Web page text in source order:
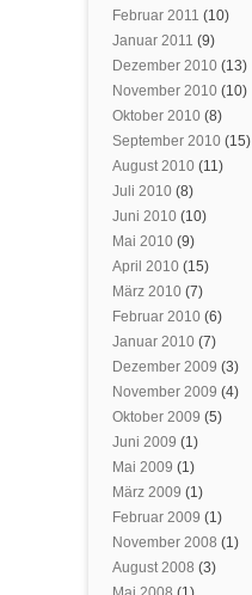
Februar 2011 (10)
Januar 2011 (9)
Dezember 2010 (13)
November 2010 (10)
Oktober 2010 (8)
September 2010 (15)
August 2010 (11)
Juli 2010 (8)
Juni 2010 (10)
Mai 2010 (9)
April 2010 (15)
März 2010 (7)
Februar 2010 (6)
Januar 2010 (7)
Dezember 2009 (3)
November 2009 (4)
Oktober 2009 (5)
Juni 2009 (1)
Mai 2009 (1)
März 2009 (1)
Februar 2009 (1)
November 2008 (1)
August 2008 (3)